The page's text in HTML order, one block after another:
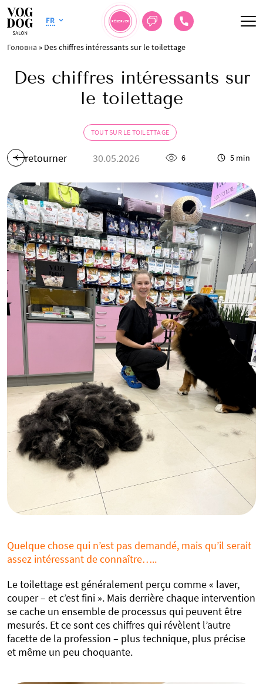
FR RÉSERVER
Головна » Des chiffres intéressants sur le toilettage
Des chiffres intéressants sur
le toilettage
TOUT SUR LE TOILETTAGE
retourner 30.05.2026 6 5 min
Quelque chose qui n’est pas demandé, mais qu’il serait
assez intéressant de connaître…..
Le toilettage est généralement perçu comme « laver,
couper – et c’est fini ». Mais derrière chaque intervention
se cache un ensemble de processus qui peuvent être
mesurés. Et ce sont ces chiffres qui révèlent l’autre
facette de la profession – plus technique, plus précise
et même un peu choquante.